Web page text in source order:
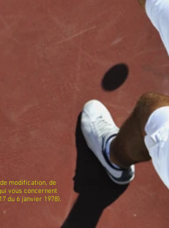
modification, de
vous concernent
du 6 janvier 1978).